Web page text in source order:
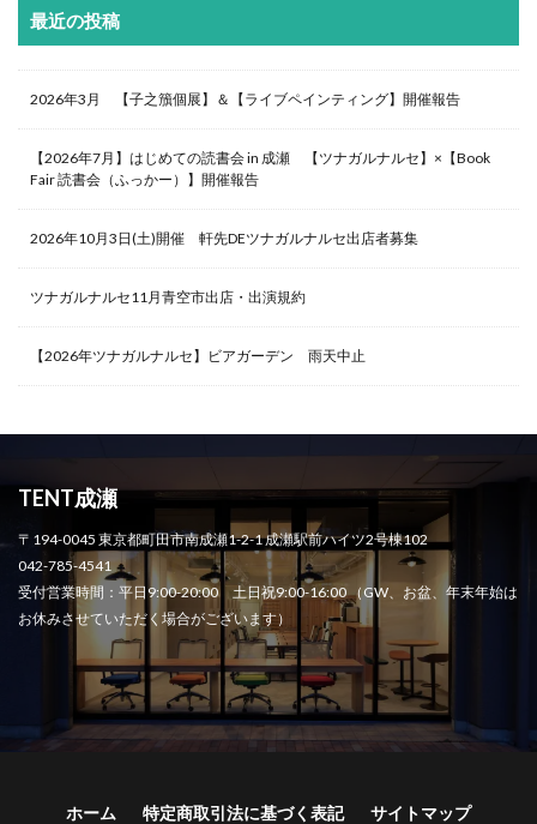
最近の投稿
2026年3月 【子之籏個展】＆【ライブペインティング】開催報告
【2026年7月】はじめての読書会 in 成瀬 【ツナガルナルセ】×【Book
Fair 読書会（ふっかー）】開催報告
2026年10月3日(土)開催 軒先DEツナガルナルセ出店者募集
ツナガルナルセ11月青空市出店・出演規約
【2026年ツナガルナルセ】ビアガーデン 雨天中止
TENT成瀬
〒194-0045 東京都町田市南成瀬1-2-1 成瀬駅前ハイツ2号棟102
042-785-4541
受付営業時間：平日9:00-20:00 土日祝9:00-16:00 （GW、お盆、年末年始は
お休みさせていただく場合がございます）
ホーム 特定商取引法に基づく表記 サイトマップ